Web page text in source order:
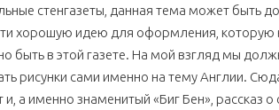
стенгазеты, данная тема может быть
хорошую идею для оформления,
быть в этой газете. На мой взгляд мы
рисунки сами именно на тему Англии.
а именно знаменитый «Биг Бен», рассказ о